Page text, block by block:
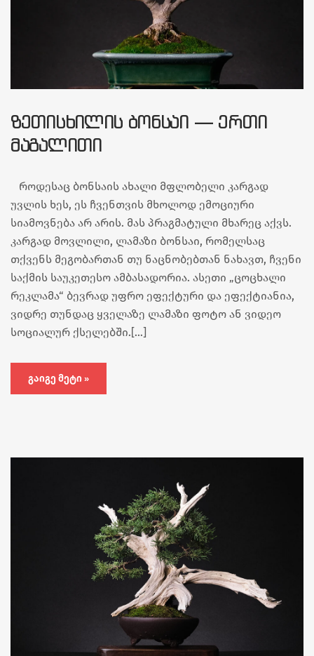
ᲖᲔᲗᲘᲡᲮᲘᲚᲘᲡ ᲑᲝᲜᲡᲐᲘ — ᲔᲠᲗᲘ
ᲛᲐᲒᲐᲚᲘᲗᲘ
როდესაც ბონსაის ახალი მფლობელი კარგად
უვლის ხეს, ეს ჩვენთვის მხოლოდ ემოციური
სიამოვნება არ არის. მას პრაგმატული მხარეც აქვს.
კარგად მოვლილი, ლამაზი ბონსაი, რომელსაც
თქვენს მეგობართან თუ ნაცნობებთან ნახავთ, ჩვენი
საქმის საუკეთესო ამბასადორია. ასეთი „ცოცხალი
რეკლამა“ ბევრად უფრო ეფექტური და ეფექტიანია,
ვიდრე თუნდაც ყველაზე ლამაზი ფოტო ან ვიდეო
სოციალურ ქსელებში.[…]
ᲒᲐᲘᲒᲔ ᲛᲔᲢᲘ »